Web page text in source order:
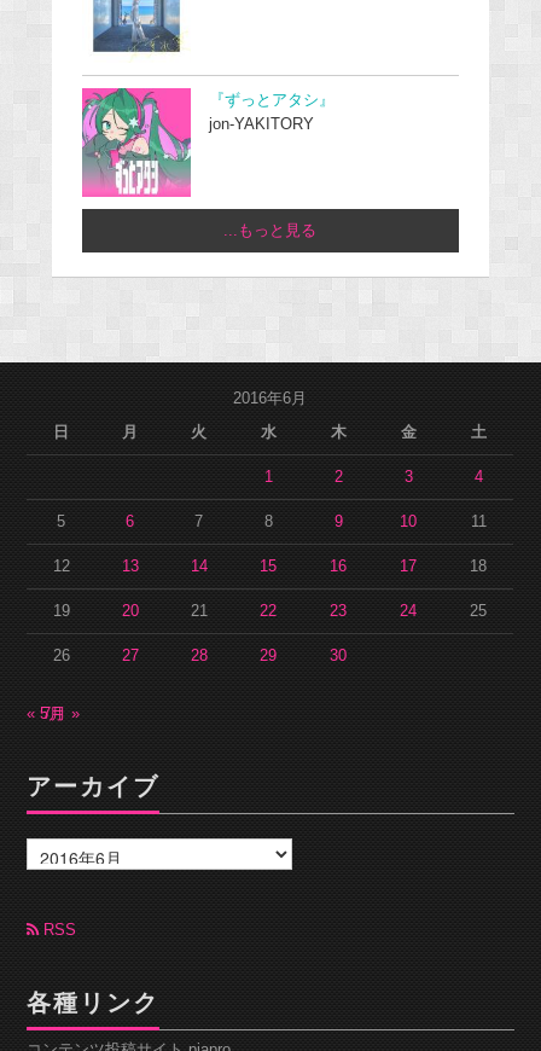
『ずっとアタシ』
jon-YAKITORY
...もっと見る
2016年6月
日
月 火 水 木 金 土
1 2 3 4
5 6 7 8 9 10 11
12 13 14 15 16 17 18
19 20 21 22 23 24 25
26 27 28 29 30
« 5月7月 »
アーカイブ
ー
カ
ブ RSS
各種リンク